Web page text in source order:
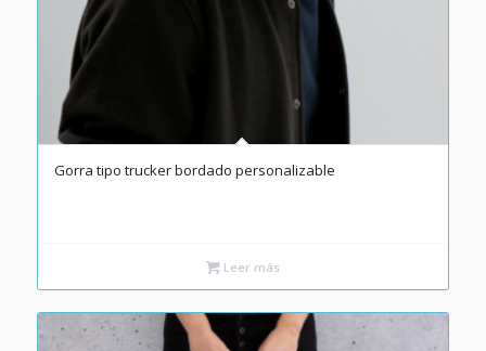
Gorra tipo trucker bordado personalizable
Leer más